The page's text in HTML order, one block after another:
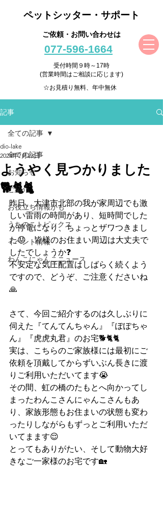
ペットシッター・サポート
ご依頼・お問い合わせは
077-596-1664
受付時間９時～17時
(営業時間はご相談に応じます)
☆お見積り無料、年中無休
記事
全ての記事
お知らせ
ご紹介
お役立ち情報かも
うちのこトピックス
イベント情報
わんこにゃんこニュース
全ての記事
ようやく見つかりました
🐕🐈🐈
dio-lake
2024年7月23日
昨日、大津市北部の我が家周辺でも激
しい雷雨の時間があり、短時間でした
が停電になり、ちょっとザワつきまし
た😟　皆様のお住まい周辺は大丈夫で
したでしょうか❓
不安定な気圧配置はしばらく続くよう
ですので、どうぞ、ご注意くださいね
🙏
さて、今回ご紹介するのは久しぶりに
伺えた『てんてんちゃん』『ぽぽちゃ
ん』『虎虎丸君』のお宅🐕🐈🐈
実は、こちらのご家族様には最初にご
依頼を頂戴してからずいぶん長きに渡
りご利用いただいてます😭
その間、虹の橋のたもとへ向かってし
まったわんこさんにゃんこさんもあ
り、家族形態もお住まいの状態も変わ
ったりしながらもずっとご利用いただ
いてまます😌
とってもありがたい、そして動物大好
きなご一家様のお宅です🏡